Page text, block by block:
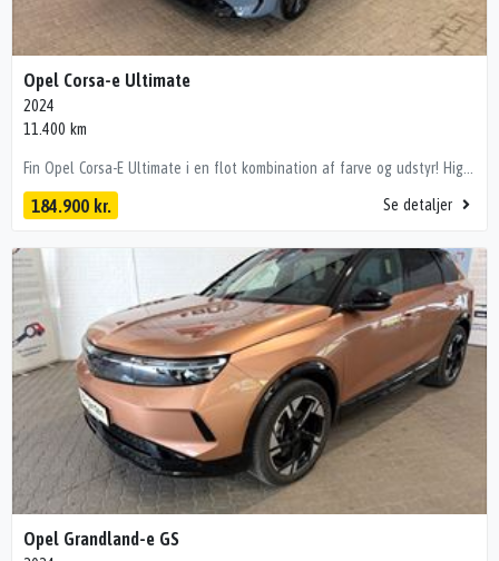
Opel Corsa-e Ultimate
2024
11.400 km
Fin Opel Corsa-E Ultimate i en flot kombination af farve og udstyr! Highlights': - Adaptiv fartpilot - Sædevarme - Bakkamera - P-sensor - Apple Carplay - Sædevarme - Ratvarme - Sort himmel - Alufælge - Blindvinkel assistent - Digital instrumentering - Massage i førersædet - Matrix LED forlygter - Navigation - 3 faset opladning! - Og meget mere! Bilen er importeret og kan derfor variere i forhold til danske modeller. 🔐 Tryghed & kvalitet med Emmerske Tryghedspakke Ønsker du maksimal tryghed i din kommende bilhandel? Med Emmerske Tryghedspakke leveres bilen: ✔ Nysynet ✔ Nyserviceret ✔ Professionelt klargjort Alt dette for kun 3.500 kr., så du får en bil der er 100% klar til vejen kørecomputer, digitalt cockpit, læderrat, dellæderindtræk, højdejust. forsæder, højdejust. førersæde, splitbagsæde, mørk loftbeklædning, ambiente belysning, massage i førersæde, alufælge, fuld led forlygter, matrix led forlygter, led kørelys, led baglygter, automatgear, aircondition, fuldaut. klima, adaptiv fartpilot, nøglefri tænding, fjernb. centrallås, 4x el-ruder, sædevarme, navigation, håndfrit til mobil, dab radio, apple carplay, android auto, musikstreaming via bluetooth, bakkamera, parkeringssensor (for), parkeringssensor (bag), isofix, automatisk lys, blindvinkelsassistent Vi tager gerne din bil i bytte og tilbyder udvidet sikring på mekaniske nedbrud på bilen i op til 36 mdr. Vi hjælper gerne med finansiering med eller uden udbetaling. www.emmerske-biler.dk Der tages forbehold for tastefejl.
184.900 kr. Se detaljer
Opel Grandland-e GS